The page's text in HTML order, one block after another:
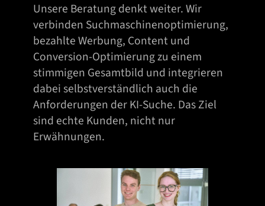
Unsere Beratung denkt weiter. Wir
verbinden Suchmaschinenoptimierung,
bezahlte Werbung, Content und
Conversion-Optimierung zu einem
stimmigen Gesamtbild und integrieren
dabei selbstverständlich auch die
Anforderungen der KI-Suche. Das Ziel
sind echte Kunden, nicht nur
Erwähnungen.